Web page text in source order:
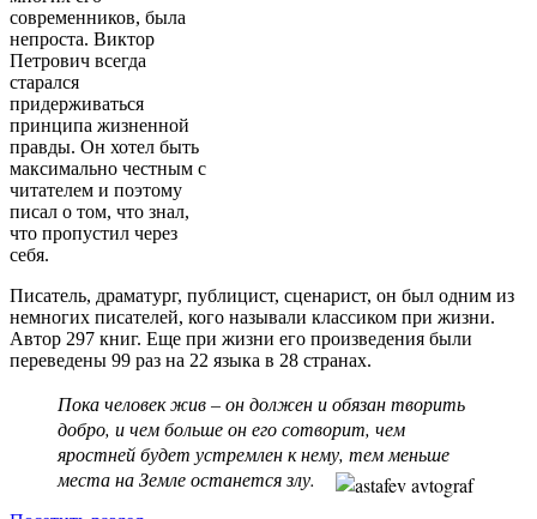
современников, была
непроста. Виктор
Петрович всегда
старался
придерживаться
принципа жизненной
правды. Он хотел быть
максимально честным с
читателем и поэтому
писал о том, что знал,
что пропустил через
себя.
Писатель, драматург, публицист, сценарист, он был одним из
немногих писателей, кого называли классиком при жизни.
Автор 297 книг. Еще при жизни его произведения были
переведены 99 раз на 22 языка в 28 странах.
Пока человек жив – он должен и обязан творить
добро, и чем больше он его сотворит, чем
яростней будет устремлен к нему, тем меньше
места на Земле останется злу.